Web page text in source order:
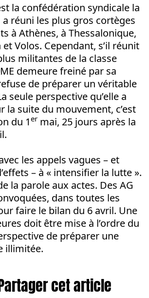
la confédération syndicale la
a réuni les plus gros cortèges
à Athènes, à Thessalonique,
et Volos. Cependant, s’il réunit
militantes de la classe
demeure freiné par sa
de préparer un véritable
seule perspective qu’elle a
la suite du mouvement, c’est
du 1er mai, 25 jours après la
les appels vagues – et
– à « intensifier la lutte ».
la parole aux actes. Des AG
dans toutes les
faire le bilan du 6 avril. Une
doit être mise à l’ordre du
de préparer une
illimitée.